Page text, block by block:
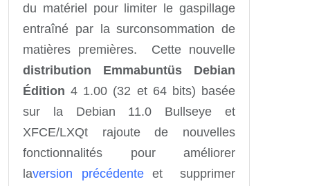
du matériel pour limiter le gaspillage
entraîné par la surconsommation de
matières premières. Cette nouvelle
distribution Emmabuntüs Debian
Édition 4 1.00 (32 et 64 bits) basée
sur la Debian 11.0 Bullseye et
XFCE/LXQt rajoute de nouvelles
fonctionnalités pour améliorer
laversion précédente
et supprimer